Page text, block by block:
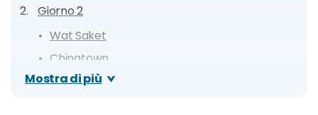
Giorno 2
Wat Saket
Chinatown
Wat Traimit (Tempio del Buddha d'Oro)
Mostra di più